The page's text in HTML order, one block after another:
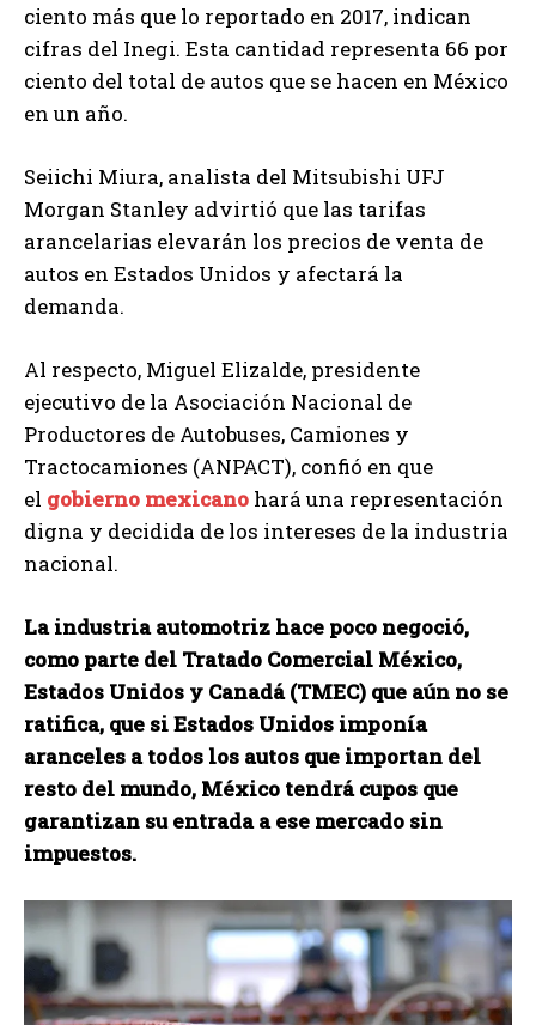
ciento más que lo reportado en 2017, indican
cifras del Inegi. Esta cantidad representa 66 por
ciento del total de autos que se hacen en México
en un año.
Seiichi Miura, analista del Mitsubishi UFJ
Morgan Stanley advirtió que las tarifas
arancelarias elevarán los precios de venta de
autos en Estados Unidos y afectará la
demanda.
Al respecto, Miguel Elizalde, presidente
ejecutivo de la Asociación Nacional de
Productores de Autobuses, Camiones y
Tractocamiones (ANPACT), confió en que
el gobierno mexicano hará una representación
digna y decidida de los intereses de la industria
nacional.
La industria automotriz hace poco negoció,
como parte del Tratado Comercial México,
Estados Unidos y Canadá (TMEC) que aún no se
ratifica, que si Estados Unidos imponía
aranceles a todos los autos que importan del
resto del mundo, México tendrá cupos que
garantizan su entrada a ese mercado sin
impuestos.